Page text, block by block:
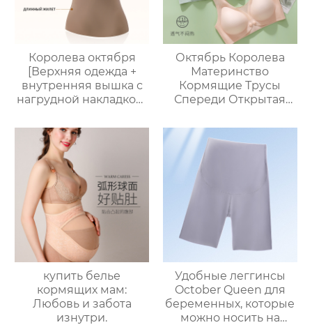
Королева октября
[Верхняя одежда +
внутренняя вышка с
нагрудной накладкой]
беременных, жилет
для грудного
вскармливания после
родов, дышащий и
Анти-опустошенный
Октябрь Королева
Материнство
Кормящие Трусы
Спереди Открытая
Провисание Сбор
Послеродовой
вскармливание
Специальный Жилет
купить белье
кормящих мам:
Любовь и забота
изнутри.
Удобные леггинсы
October Queen для
беременных, которые
можно носить на